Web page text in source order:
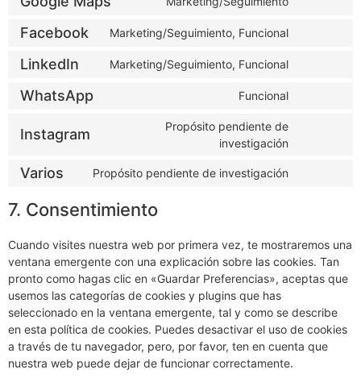
Facebook Marketing/Seguimiento, Funcional
LinkedIn Marketing/Seguimiento, Funcional
WhatsApp Funcional
Instagram
Propósito pendiente de
investigación
Varios Propósito pendiente de investigación
7. Consentimiento
Cuando visites nuestra web por primera vez, te mostraremos una
ventana emergente con una explicación sobre las cookies. Tan
pronto como hagas clic en «Guardar Preferencias», aceptas que
usemos las categorías de cookies y plugins que has
seleccionado en la ventana emergente, tal y como se describe
en esta política de cookies. Puedes desactivar el uso de cookies
a través de tu navegador, pero, por favor, ten en cuenta que
nuestra web puede dejar de funcionar correctamente.